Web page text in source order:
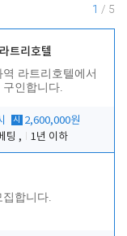
1 / 5
트리호텔
역 라트리호텔에서
구인합니다.
시
2,600,000원
팅 ,
1년 이하
집합니다.